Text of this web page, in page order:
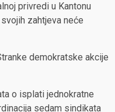
privredi u Kantonu
zahtjeva neće
demokratske akcije
o isplati jednokratne
sedam sindikata